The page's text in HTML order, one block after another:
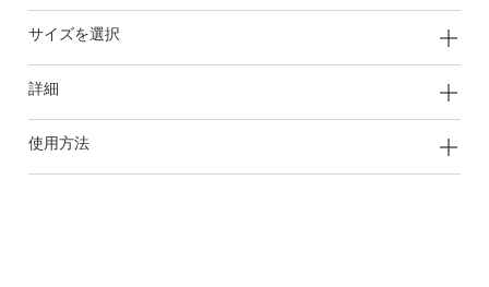
サイズを選択
詳細
使用方法